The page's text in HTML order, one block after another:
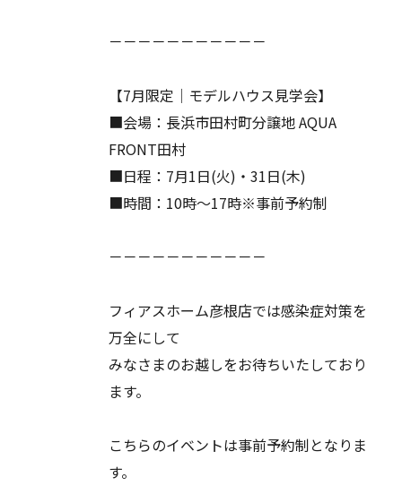
－－－－－－－－－－－
【7月限定│モデルハウス見学会】
■会場：長浜市田村町分譲地 AQUA
FRONT田村
■日程：7月1日(火)・31日(木)
■時間：10時～17時※事前予約制
－－－－－－－－－－－
フィアスホーム彦根店では感染症対策を
万全にして
みなさまのお越しをお待ちいたしており
ます。
こちらのイベントは事前予約制となりま
す。